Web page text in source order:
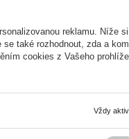
340 g
reklamu. Níže si
také rozhodnout, zda a
cookies z Vašeho
Vždy